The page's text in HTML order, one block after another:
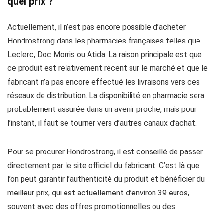
Actuellement, il n’est pas encore possible d’acheter
Hondrostrong dans les pharmacies françaises telles que
Leclerc, Doc Morris ou Atida. La raison principale est que
ce produit est relativement récent sur le marché et que le
fabricant n’a pas encore effectué les livraisons vers ces
réseaux de distribution. La disponibilité en pharmacie sera
probablement assurée dans un avenir proche, mais pour
l’instant, il faut se tourner vers d’autres canaux d’achat.
Pour se procurer Hondrostrong, il est conseillé de passer
directement par le site officiel du fabricant. C’est là que
l’on peut garantir l’authenticité du produit et bénéficier du
meilleur prix, qui est actuellement d’environ 39 euros,
souvent avec des offres promotionnelles ou des